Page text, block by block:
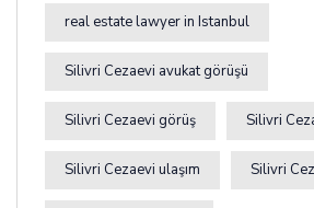
real estate lawyer in Istanbul
Silivri Cezaevi avukat görüşü
Silivri Cezaevi görüş Silivri
Silivri Cezaevi ulaşım Silivri